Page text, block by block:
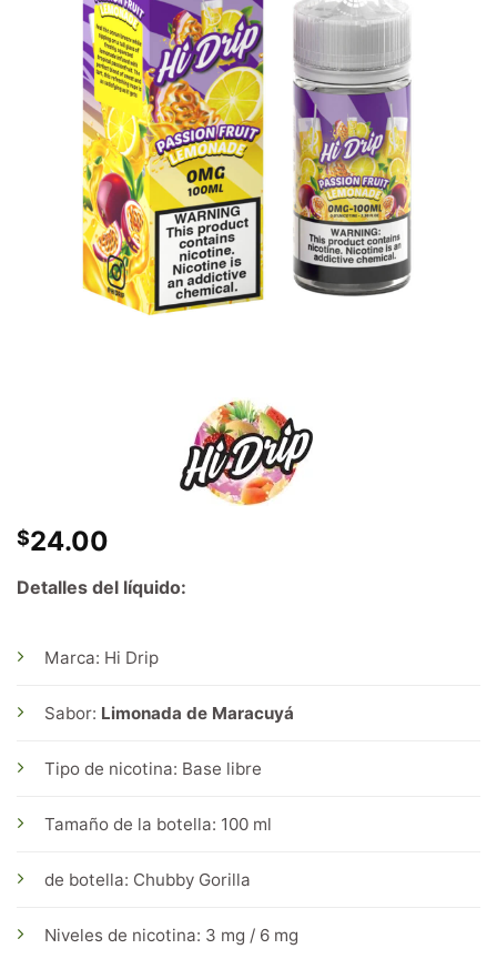
$24.00
Detalles del líquido:
Marca: Hi Drip
Sabor: Limonada de Maracuyá
Tipo de nicotina: Base libre
Tamaño de la botella: 100 ml
de botella: Chubby Gorilla
Niveles de nicotina: 3 mg / 6 mg